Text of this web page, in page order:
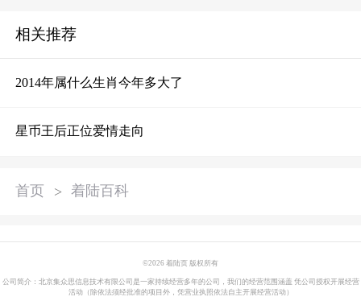
相关推荐
2014年属什么生肖今年多大了
星币王后正位爱情走向
首页 > 着陆百科
©2026 着陆页 版权所有
公司简介：北京集众思信息技术有限公司是一家持续经营多年的公司，我们的经营范围涵盖 凭公司授权开展经营
活动（除依法须经批准的项目外，凭营业执照依法自主开展经营活动）